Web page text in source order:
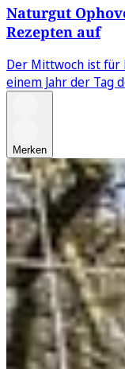
Naturgut
Rezepten auf
Der Mittwoch ist für
einem Jahr der Tag
Merken